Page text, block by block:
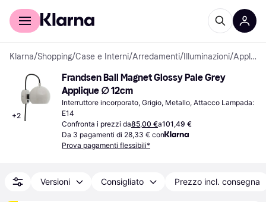
Per il tuo shopping
Klarna/Shopping/Case e Interni/Arredamenti/ Illuminazioni/ Applique
+2
Frandsen Ball Magnet Glossy Pale Grey
Applique ∅ 12cm
Interruttore incorporato, Grigio, Metallo, Attacco Lampada:
E14
Confronta i prezzi da85,00 €a101,49 €
Da 3 pagamenti di 28,33 € con
Prova pagamenti flessibili*
Versioni Consigliato Prezzo incl. consegna